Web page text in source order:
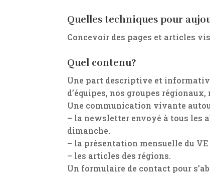
Quelles techniques pour
Concevoir des pages et articles
Quel contenu?
Une part descriptive et
d’équipes, nos groupes
Une communication vivante
– la newsletter envoyé à tous les
dimanche.
– la présentation mensuelle du
– les articles des régions.
Un formulaire de contact pour